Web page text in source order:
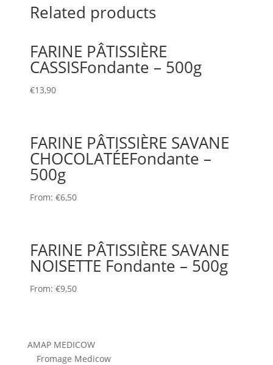
Related products
FARINE PÂTISSIÈRE
CASSISFondante – 500g
€13,90
FARINE PÂTISSIÈRE SAVANE
CHOCOLATÉEFondante –
500g
From: €6,50
FARINE PÂTISSIÈRE SAVANE
NOISETTE Fondante – 500g
From: €9,50
AMAP MEDICOW
Fromage Medicow